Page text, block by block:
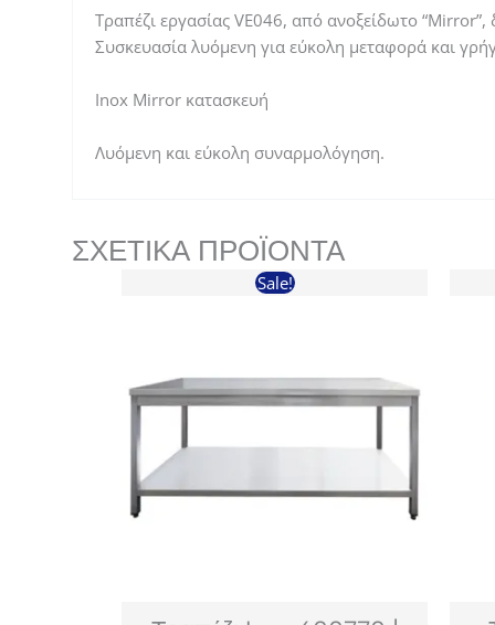
Τραπέζι εργασίας VE046, από ανοξείδωτο
Συσκευασία λυόμενη για εύκολη μεταφορά και
Ιnox Mirror κατασκευή
Λυόµενη και εύκολη συναρµολόγηση.
ΣΧΕΤΙΚΆ ΠΡΟΪΌΝΤΑ
Sale!